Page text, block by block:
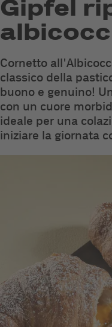
Gipfel
Cornetto
classico della
buono e genuino!
con un cuore
ideale per una
iniziare la giornata